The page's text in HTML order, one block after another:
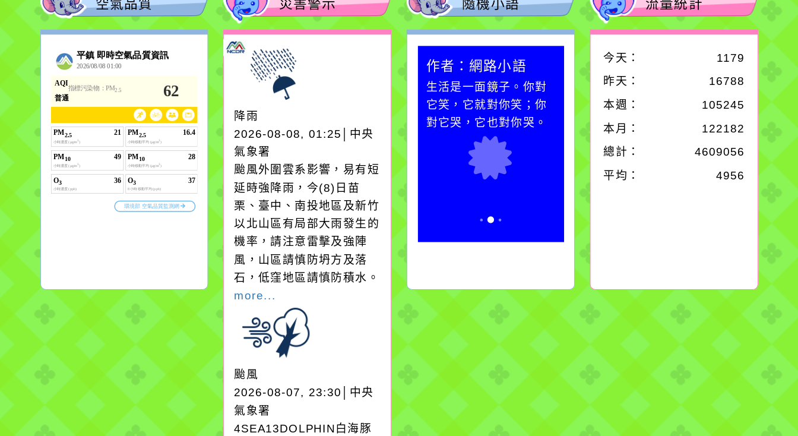
空氣品質 災害警示
降雨
2026-08-08, 01:25│中央
氣象署
颱風外圍雲系影響，易有短
延時強降雨，今(8)日苗
栗、臺中、南投地區及新竹
以北山區有局部大雨發生的
機率，請注意雷擊及強陣
風，山區請慎防坍方及落
石，低窪地區請慎防積水。
more...
颱風
2026-08-07, 23:30│中央
氣象署
4SEA13DOLPHIN白海豚
隨機小語
作者：網路小語
在實現理想的路途中，
誘惑。
作者：網路小語
生活是一面鏡子。你對
它笑，它就對你笑；你
對它哭，它也對你哭。
作者：網路小語
一杯清水因滴入一滴污
水而變污濁，一杯污水
卻不會因一滴清水的存
流量統計
今天： 1179
昨天：
16788
本週：
105245
本月：
122182
總計：
4609056
平均：
4956